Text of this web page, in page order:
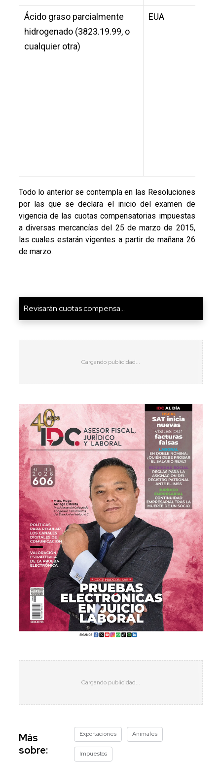
Ácido graso parcialmente
hidrogenado (3823.19.99, o
cualquier otra)
EUA
Todo lo anterior se contempla en las Resoluciones
por las que se declara el inicio del examen de
vigencia de las cuotas compensatorias impuestas
a diversas mercancías del 25 de marzo de 2015,
las cuales estarán vigentes a partir de mañana 26
de marzo.
Revisarán cuotas compensa...
Más
sobre:
Exportaciones Animales
Impuestos